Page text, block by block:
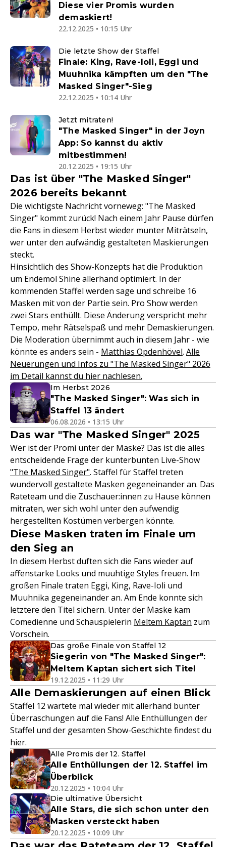
Diese vier Promis wurden
demaskiert!
22.12.2025 • 10:15 Uhr
Die letzte Show der Staffel
Finale: King, Rave-Ioli, Eggi und
Muuhnika kämpften um den "The
Masked Singer"-Sieg
22.12.2025 • 10:14 Uhr
Jetzt mitraten!
"The Masked Singer" in der Joyn
App: So kannst du aktiv
mitbestimmen!
20.12.2025 • 19:15 Uhr
Das ist über "The Masked Singer"
2026 bereits bekannt
Die wichtigste Nachricht vorneweg: "The Masked
Singer" kommt zurück! Nach einem Jahr Pause dürfen
die Fans in diesem Herbst wieder munter Miträtseln,
wer unter den aufwändig gestalteten Maskierungen
steckt.
Hinsichtlich des Show-Konzepts hat die Produktion
um Endemol Shine allerhand optimiert. In der
kommenden Staffel werden sage und schreibe 16
Masken mit von der Partie sein. Pro Show werden
zwei Stars enthüllt. Diese Änderung verspricht mehr
Tempo, mehr Rätselspaß und mehr Demaskierungen.
Die Moderation übernimmt auch in diesem Jahr - wie
könnte es anders sein - Matthias Opdenhövel. Alle
Neuerungen und Infos zu "The Masked Singer" 2026
im Detail kannst du hier nachlesen.
Im Herbst 2026
"The Masked Singer": Was sich in
Staffel 13 ändert
06.08.2026 • 13:15 Uhr
Das war "The Masked Singer" 2025
Wer ist der Promi unter der Maske? Das ist die alles
entscheidende Frage der kunterbunten Live-Show
"The Masked Singer". Staffel für Staffel treten
wundervoll gestaltete Masken gegeneinander an. Das
Rateteam und die Zuschauer:innen zu Hause können
mitraten, wer sich wohl unter den aufwendig
hergestellten Kostümen verbergen könnte.
Diese Masken traten im Finale um
den Sieg an
In diesem Herbst duften sich die Fans wieder auf
affenstarke Looks und muuhtige Styles freuen. Im
großen Finale traten Eggi, King, Rave-Ioli und
Muuhnika gegeneinander an. Am Ende konnte sich
letztere den Titel sichern. Unter der Maske kam
Comedienne und Schauspielerin Meltem Kaptan zum
Vorschein.
Das große Finale von Staffel 12
Siegerin von "The Masked Singer":
Meltem Kaptan sichert sich Titel
19.12.2025 • 11:29 Uhr
Alle Demaskierungen auf einen Blick
Staffel 12 wartete mal wieder mit allerhand bunter
Überraschungen auf die Fans! Alle Enthüllungen der
Staffel und der gesamten Show-Geschichte findest du
hier.
Alle Promis der 12. Staffel
Alle Enthüllungen der 12. Staffel im
Überblick
20.12.2025 • 10:04 Uhr
Die ultimative Übersicht
Alle Stars, die sich schon unter den
Masken versteckt haben
20.12.2025 • 10:09 Uhr